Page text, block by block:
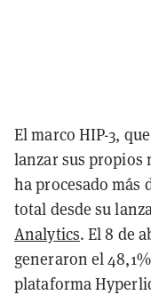
El marco HIP-3,
lanzar sus propios
ha procesado más
total desde su
Analytics. El 8 de
generaron el
plataforma